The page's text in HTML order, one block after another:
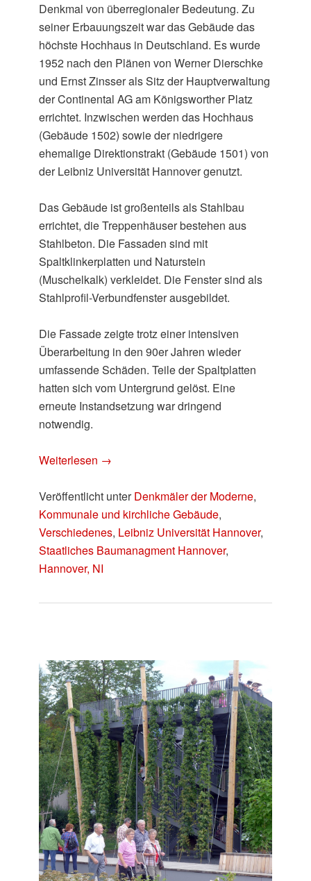
Denkmal von überregionaler Bedeutung. Zu
seiner Erbauungszeit war das Gebäude das
höchste Hochhaus in Deutschland. Es wurde
1952 nach den Plänen von Werner Dierschke
und Ernst Zinsser als Sitz der Hauptverwaltung
der Continental AG am Königsworther Platz
errichtet. Inzwischen werden das Hochhaus
(Gebäude 1502) sowie der niedrigere
ehemalige Direktionstrakt (Gebäude 1501) von
der Leibniz Universität Hannover genutzt.
Das Gebäude ist großenteils als Stahlbau
errichtet, die Treppenhäuser bestehen aus
Stahlbeton. Die Fassaden sind mit
Spaltklinkerplatten und Naturstein
(Muschelkalk) verkleidet. Die Fenster sind als
Stahlprofil-Verbundfenster ausgebildet.
Die Fassade zeigte trotz einer intensiven
Überarbeitung in den 90er Jahren wieder
umfassende Schäden. Teile der Spaltplatten
hatten sich vom Untergrund gelöst. Eine
erneute Instandsetzung war dringend
notwendig.
Weiterlesen →
Veröffentlicht unter Denkmäler der Moderne,
Kommunale und kirchliche Gebäude,
Verschiedenes, Leibniz Universität Hannover,
Staatliches Baumanagment Hannover,
Hannover, NI